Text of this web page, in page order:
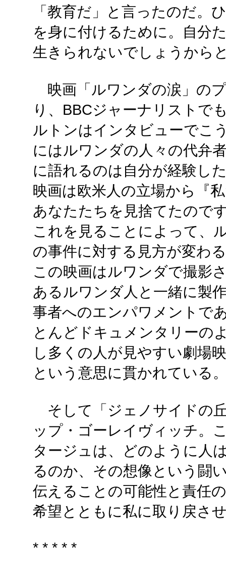
「教育だ」と言ったのだ。
を身に付けるために。自分
生きられないでしょうから
映画「ルワンダの涙」の
り、BBCジャーナリストで
ルトンはインタビューでこ
にはルワンダの人々の代弁
に語れるのは自分が経験し
映画は欧米人の立場から『
あなたたちを見捨てたので
これを見ることによって、
の事件に対する見方が変わ
この映画はルワンダで撮影
あるルワンダ人と一緒に製
事者へのエンパワメントで
とんどドキュメンタリーの
し多くの人が見やすい劇場
という意思に貫かれている
そして「ジェノサイドの
ップ・ゴーレイヴィッチ。
タージュは、どのように人
るのか、その想像という闘
伝えることの可能性と責任
希望とともに私に取り戻さ
* * * * *